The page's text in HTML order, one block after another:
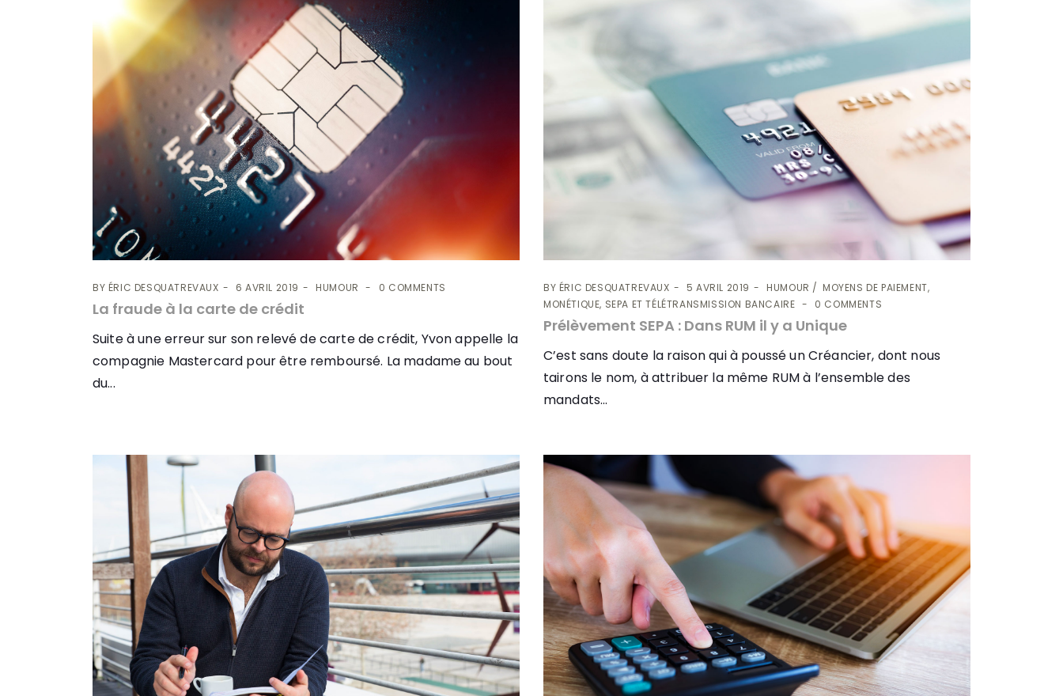
BY ÉRIC DESQUATREVAUX 6 AVRIL 2019 HUMOUR 0 COMMENTS
La fraude à la carte de crédit
Suite à une erreur sur son relevé de carte de crédit, Yvon appelle la
compagnie Mastercard pour être remboursé. La madame au bout
du...
BY ÉRIC DESQUATREVAUX 5 AVRIL 2019 HUMOUR
MOYENS DE PAIEMENT,
MONÉTIQUE, SEPA ET TÉLÉTRANSMISSION BANCAIRE
0 COMMENTS
Prélèvement SEPA : Dans RUM il y a Unique
C’est sans doute la raison qui à poussé un Créancier, dont nous
tairons le nom, à attribuer la même RUM à l’ensemble des
mandats...